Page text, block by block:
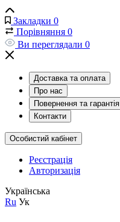
Закладки 0
Порівняння 0
Ви переглядали 0
Доставка та оплата
Про нас
Повернення та гарантія
Контакти
Особистий кабінет
Реєстрація
Авторизація
Українська
Ru Ук